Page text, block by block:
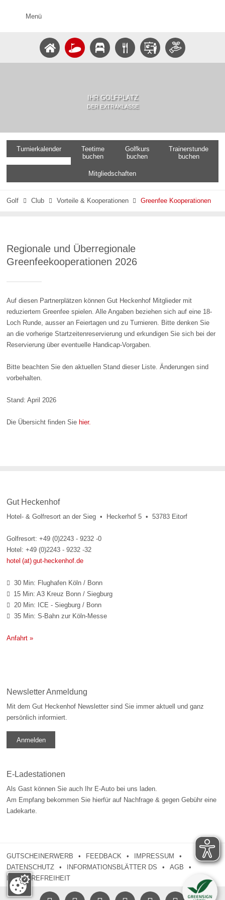
Menü
IHR GOLFPLATZ
DER EXTRAKLASSE
Turnierkalender
Teetime
buchen
Golfkurs
buchen
Trainerstunde
buchen
Mitgliedschaften
Golf  Club  Vorteile & Kooperationen  Greenfee Kooperationen
Regionale und Überregionale
Greenfeekooperationen 2026
Auf diesen Partnerplätzen können Gut Heckenhof Mitglieder mit
reduziertem Greenfee spielen. Alle Angaben beziehen sich auf eine 18-
Loch Runde, ausser an Feiertagen und zu Turnieren. Bitte denken Sie
an die vorherige Startzeitenreservierung und erkundigen Sie sich bei der
Reservierung über eventuelle Handicap-Vorgaben.
Bitte beachten Sie den aktuellen Stand dieser Liste. Änderungen sind
vorbehalten.
Stand: April 2026
Die Übersicht finden Siehier.
Gut Heckenhof
Hotel- & Golfresort an der Sieg • Heckerhof 5 • 53783 Eitorf
Golfresort: +49 (0)2243 - 9232 -0
Hotel: +49 (0)2243 - 9232 -32
hotel (at) gut-heckenhof.de
 30 Min: Flughafen Köln / Bonn
 15 Min: A3 Kreuz Bonn / Siegburg
 20 Min: ICE - Siegburg / Bonn
 35 Min: S-Bahn zur Köln-Messe
Anfahrt »
Newsletter Anmeldung
Mit dem Gut Heckenhof Newsletter sind Sie immer aktuell und ganz
persönlich informiert.
Anmelden
E-Ladestationen
Als Gast können Sie auch Ihr E-Auto bei uns laden.
Am Empfang bekommen Sie hierfür auf Nachfrage & gegen Gebühr eine
Ladekarte.
GUTSCHEINERWERB FEEDBACK
IMPRESSUM
DATENSCHUTZ
INFORMATIONSBLÄTTER DS
AGB
BARRIEREFREIHEIT